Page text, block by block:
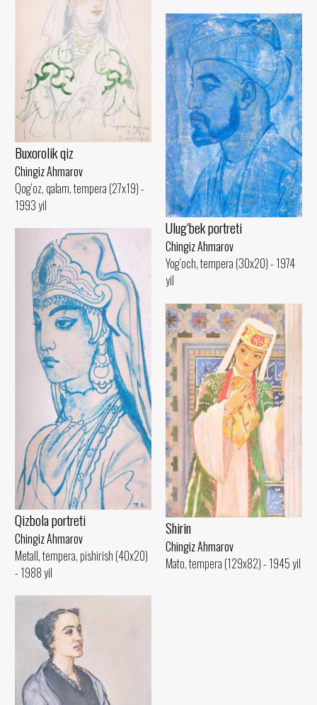
Buxorolik qiz
Chingiz Ahmarov
Qog‘oz, qalam, tempera (27x19) -
1993 yil
Ulug‘bek portreti
Chingiz Ahmarov
Yog‘och, tempera (30x20) - 1974
yil
Qizbola portreti
Chingiz Ahmarov
Metall, tempera, pishirish (40x20)
- 1988 yil
Shirin
Chingiz Ahmarov
Mato, tempera (129x82) - 1945 yil